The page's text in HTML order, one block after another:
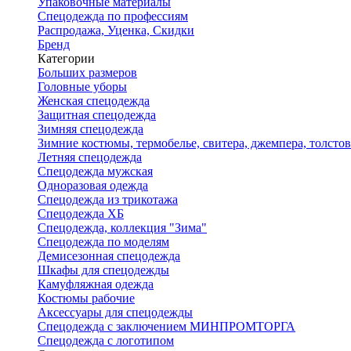
Спецодежда по профессиям
Распродажа, Уценка, Скидки
Бренд
Категории
Больших размеров
Головные уборы
Женская спецодежда
Защитная спецодежда
Зимняя спецодежда
Зимние костюмы, термобелье, свитера, джемпера,
Летняя спецодежда
Спецодежда мужская
Одноразовая одежда
Спецодежда из трикотажа
Спецодежда ХБ
Спецодежда, коллекция "Зима"
Спецодежда по моделям
Демисезонная спецодежда
Шкафы для спецодежды
Камуфляжная одежда
Костюмы рабочие
Аксессуары для спецодежды
Спецодежда с заключением МИНПРОМТОРГА
Спецодежда с логотипом